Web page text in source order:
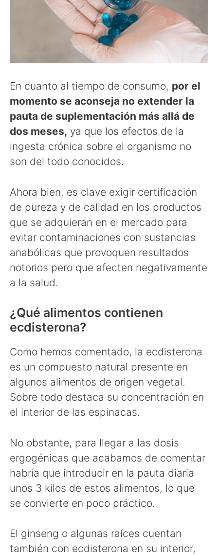
En cuanto al tiempo de consumo, por el
momento se aconseja no extender la
pauta de suplementación más allá de
dos meses, ya que los efectos de la
ingesta crónica sobre el organismo no
son del todo conocidos.
Ahora bien, es clave exigir certificación
de pureza y de calidad en los productos
que se adquieran en el mercado para
evitar contaminaciones con sustancias
anabólicas que provoquen resultados
notorios pero que afecten negativamente
a la salud.
¿Qué alimentos contienen
ecdisterona?
Como hemos comentado, la ecdisterona
es un compuesto natural presente en
algunos alimentos de origen vegetal.
Sobre todo destaca su concentración en
el interior de las espinacas.
No obstante, para llegar a las dosis
ergogénicas que acabamos de comentar
habría que introducir en la pauta diaria
unos 3 kilos de estos alimentos, lo que
se convierte en poco práctico.
El ginseng o algunas raíces cuentan
también con ecdisterona en su interior,